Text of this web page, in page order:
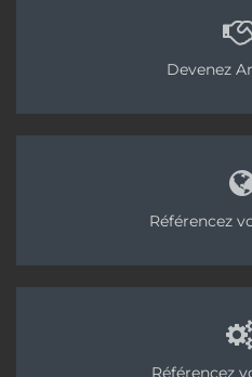
Devenez
Référencez
Référencez